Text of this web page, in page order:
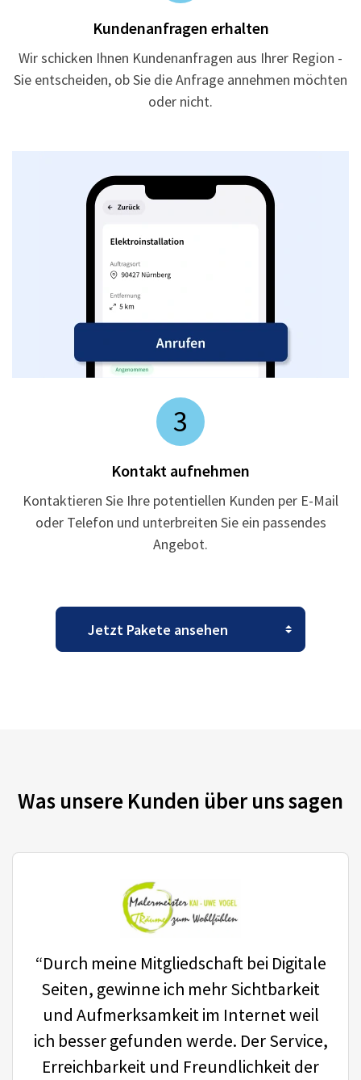
Kundenanfragen erhalten
Wir schicken Ihnen Kundenanfragen aus Ihrer Region -
Sie entscheiden, ob Sie die Anfrage annehmen möchten
oder nicht.
3
Kontakt aufnehmen
Kontaktieren Sie Ihre potentiellen Kunden per E-Mail
oder Telefon und unterbreiten Sie ein passendes
Angebot.
Was unsere Kunden über uns sagen
“Durch meine Mitgliedschaft bei Digitale
Seiten, gewinne ich mehr Sichtbarkeit
und Aufmerksamkeit im Internet weil
ich besser gefunden werde. Der Service,
Erreichbarkeit und Freundlichkeit der